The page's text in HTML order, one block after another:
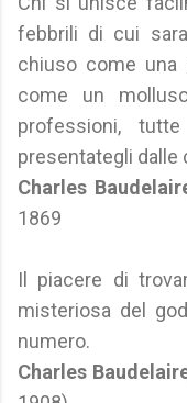
febbrili di cui
chiuso come una
come un
professioni,
presentategli dalle
Charles
1869
Il piacere di
misteriosa del
numero.
Charles